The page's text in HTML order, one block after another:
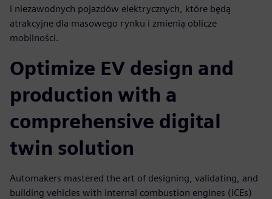
i niezawodnych pojazdów elektrycznych, które będą
atrakcyjne dla masowego rynku i zmienią oblicze
mobilności.
Optimize EV design and
production with a
comprehensive digital
twin solution
Automakers mastered the art of designing, validating, and
building vehicles with internal combustion engines (ICEs)